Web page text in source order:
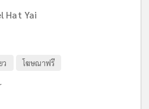
Hat Yai
ว โฆษณาฟรี